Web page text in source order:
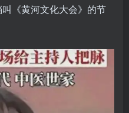
《黄河文化大会》的节